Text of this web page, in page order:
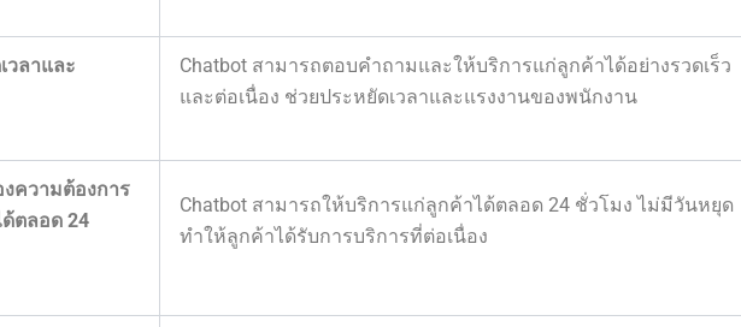
วลาและ
Chatbot สามารถตอบคำถามและให้บริการแก่ลูกค้าได้อย่างรวดเร็ว
และต่อเนื่อง ช่วยประหยัดเวลาและแรงงานของพนักงาน
ความต้องการ
ตลอด 24
Chatbot สามารถให้บริการแก่ลูกค้าได้ตลอด 24 ชั่วโมง ไม่มีวันหยุด
ทำให้ลูกค้าได้รับการบริการที่ต่อเนื่อง